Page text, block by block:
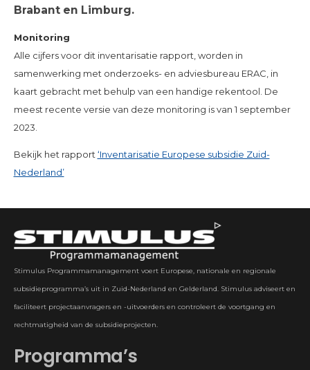
Brabant en Limburg.
Monitoring
Alle cijfers voor dit inventarisatie rapport, worden in
samenwerking met onderzoeks- en adviesbureau ERAC, in
kaart gebracht met behulp van een handige rekentool. De
meest recente versie van deze monitoring is van 1 september
2023.
Bekijk het rapport ‘Inventarisatie Europese subsidie Zuid-
Nederland’
Stimulus Programmamanagement voert Europese, nationale en regionale
subsidieprogramma’s uit in Zuid-Nederland en Gelderland. Stimulus adviseert en
faciliteert projectaanvragers en -uitvoerders en controleert de voortgang en
rechtmatigheid van de subsidieprojecten.
Programma’s